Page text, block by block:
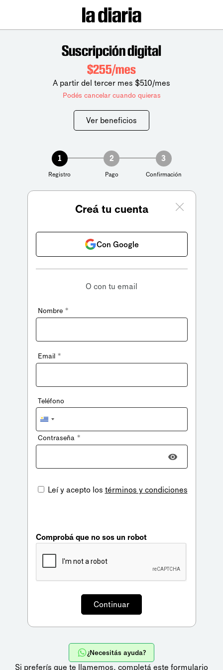
Suscripción digital
$255/mes
A partir del tercer mes $510/mes
Podés cancelar cuando quieras
Ver beneficios
1
Registro
2
Pago
3
Confirmación
Creá tu cuenta
Con Google
O con tu email
Nombre *
Email *
Teléfono
Uruguay
+598
Contraseña *
Leí y acepto los términos y condiciones
Comprobá que no sos un robot
¿Necesitás ayuda?
Si preferís que te llamemos, completá este formulario